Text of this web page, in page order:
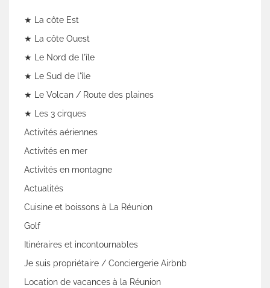
★ La côte Est
★ La côte Ouest
★ Le Nord de l'île
★ Le Sud de l'île
★ Le Volcan / Route des plaines
★ Les 3 cirques
Activités aériennes
Activités en mer
Activités en montagne
Actualités
Cuisine et boissons à La Réunion
Golf
Itinéraires et incontournables
Je suis propriétaire / Conciergerie Airbnb
Location de vacances à la Réunion